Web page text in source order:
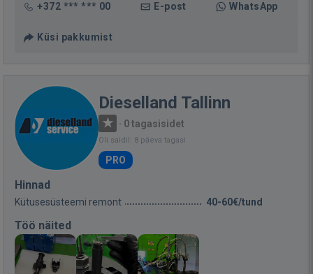
+372 *** *** 00 E-post WhatsApp
Küsi pakkumist
Dieselland Tallinn
· 0 tagasisidet
Oli saidil: 8 päeva tagasi
PRO
Hinnad
Kütusesüsteemi remont 40-60€/tund
Töö näited